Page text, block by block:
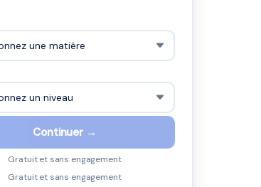
Continuer →
Gratuit et sans engagement
Gratuit et sans engagement